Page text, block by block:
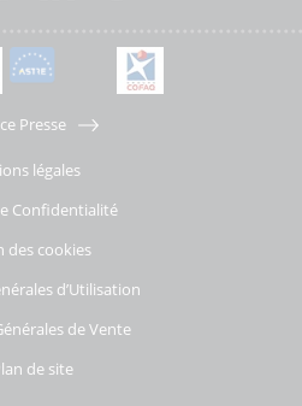
Presse
légales
Confidentialité
des cookies
d’Utilisation
de Vente
de site